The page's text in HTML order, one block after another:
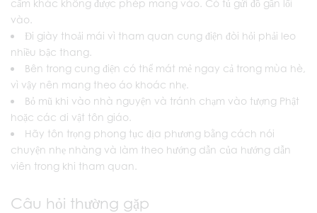
cấm khác không được phép mang vào. Có tủ gửi đồ gần lối
vào.
Đi giày thoải mái vì tham quan cung điện đòi hỏi phải leo
nhiều bậc thang.
Bên trong cung điện có thể mát mẻ ngay cả trong mùa hè,
vì vậy nên mang theo áo khoác nhẹ.
Bỏ mũ khi vào nhà nguyện và tránh chạm vào tượng Phật
hoặc các di vật tôn giáo.
Hãy tôn trọng phong tục địa phương bằng cách nói
chuyện nhẹ nhàng và làm theo hướng dẫn của hướng dẫn
viên trong khi tham quan.
Câu hỏi thường gặp